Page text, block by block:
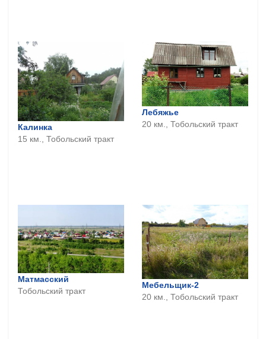
Калинка
15 км., Тобольский тракт
Лебяжье
20 км., Тобольский тракт
Матмасский
Тобольский тракт
Мебельщик-2
20 км., Тобольский тракт